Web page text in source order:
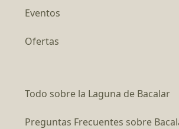
Eventos
Ofertas
Todo sobre la Laguna de Bacalar
Preguntas Frecuentes sobre